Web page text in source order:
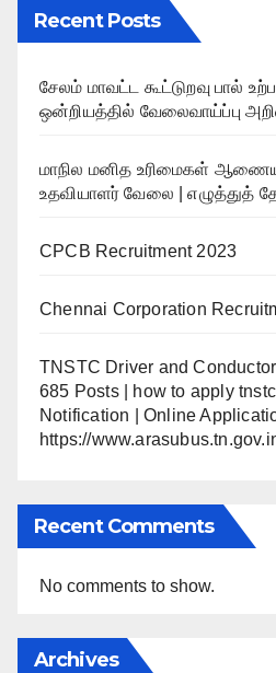
Recent Posts
சேலம் மாவட்ட கூட்டுறவு பால்
ஒன்றியத்தில் வேலைவாய்ப்பு
மாநில மனித உரிமைகள்
உதவியாளர் வேலை | எழுத்துத்
CPCB Recruitment 2023
Chennai Corporation
TNSTC Driver and
685 Posts | how to apply
Notification | Online
https://
Recent Comments
No comments to show.
Archives